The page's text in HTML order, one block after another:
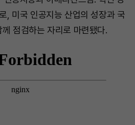
, 미국 인공지능 산업의 성장과 국
점검하는 자리로 마련됐다.